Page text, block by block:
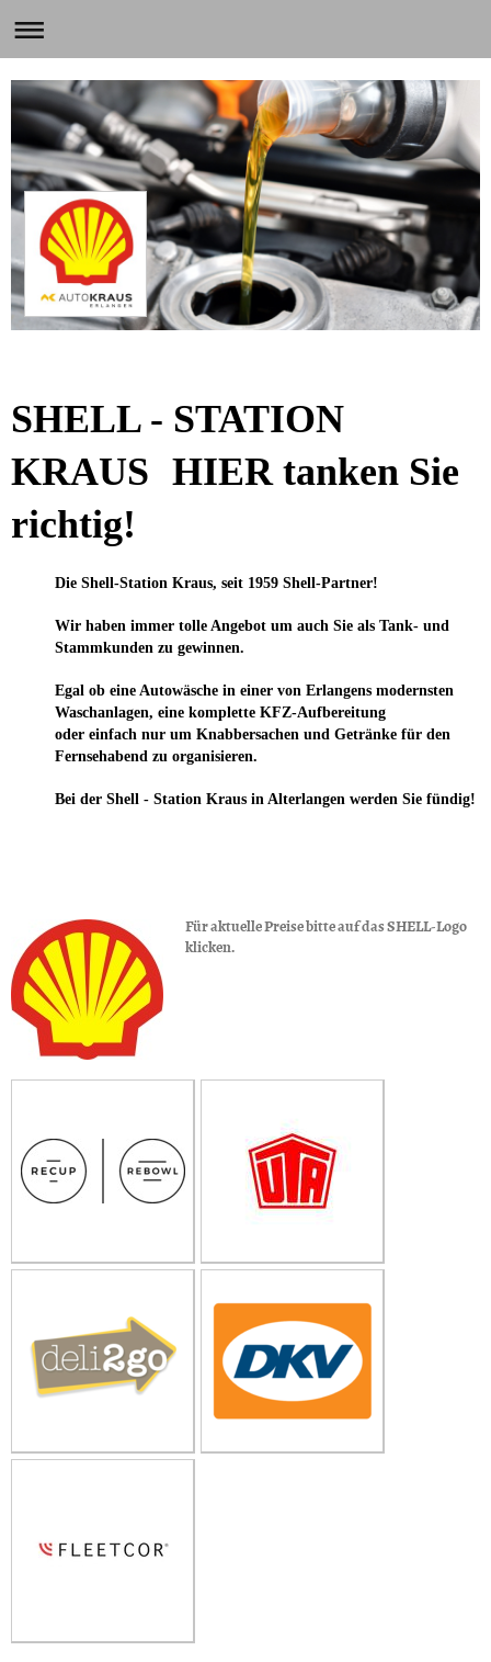
SHELL - STATION
KRAUS HIER tanken Sie
richtig!
Die Shell-Station Kraus, seit 1959 Shell-Partner!
Wir haben immer tolle Angebot um auch Sie als Tank- und
Stammkunden zu gewinnen.
Egal ob eine Autowäsche in einer von Erlangens modernsten
Waschanlagen, eine komplette KFZ-Aufbereitung
oder einfach nur um Knabbersachen und Getränke für den
Fernsehabend zu organisieren.
Bei der Shell - Station Kraus in Alterlangen werden Sie fündig!
Für aktuelle Preise bitte auf das SHELL-Logo
klicken.